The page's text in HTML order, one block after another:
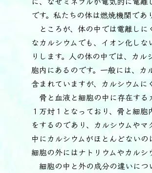
です。私たちの体は燃焼機関であ
ところが、体の中では電離しに
なカルシウムでも、イオン化し
りします。人の体の中では、カ
胞内にあるのです。一般には、
含まれていますが、カルシウムに
骨と血液と細胞の中に存在する
１万対１となっており、骨と細
をするのであり、カルシウムや
中にカルシウムがほとんどないの
細胞の外にはナトリウムやカルシ
細胞の中と外の成分の違いにつ